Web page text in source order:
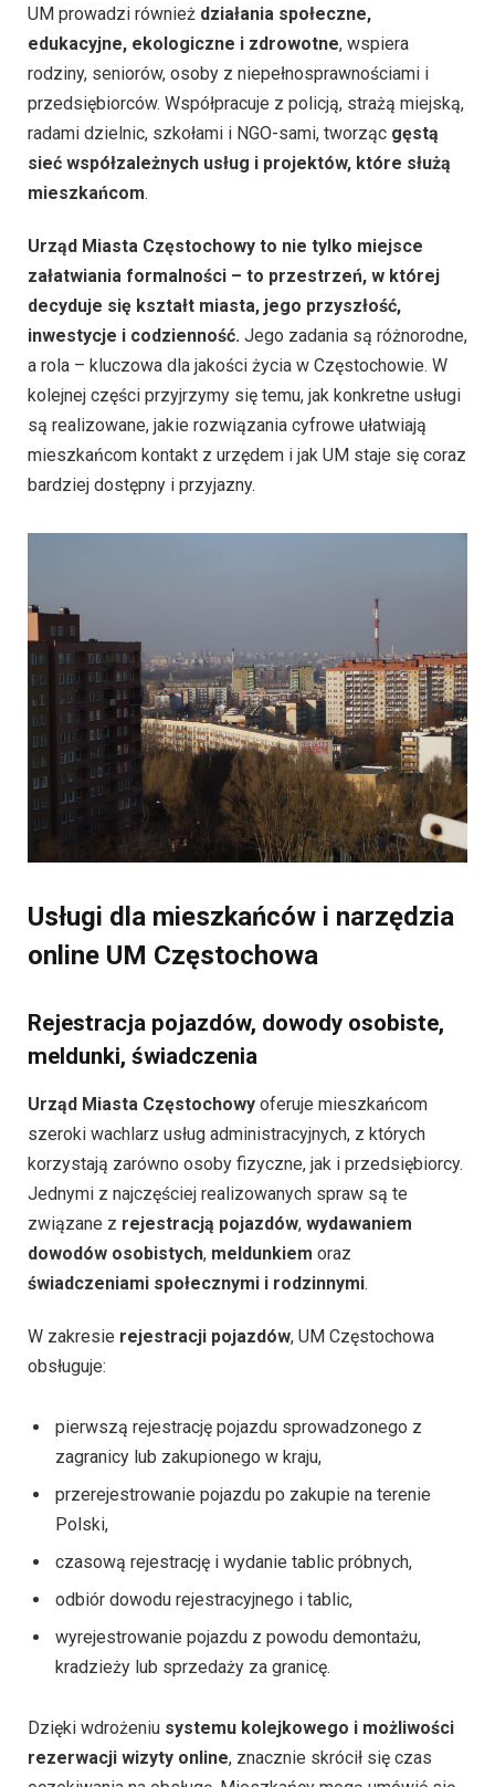
UM prowadzi również działania społeczne,
edukacyjne, ekologiczne i zdrowotne, wspiera
rodziny, seniorów, osoby z niepełnosprawnościami i
przedsiębiorców. Współpracuje z policją, strażą miejską,
radami dzielnic, szkołami i NGO-sami, tworząc gęstą
sieć współzależnych usług i projektów, które służą
mieszkańcom.
Urząd Miasta Częstochowy to nie tylko miejsce
załatwiania formalności – to przestrzeń, w której
decyduje się kształt miasta, jego przyszłość,
inwestycje i codzienność. Jego zadania są różnorodne,
a rola – kluczowa dla jakości życia w Częstochowie. W
kolejnej części przyjrzymy się temu, jak konkretne usługi
są realizowane, jakie rozwiązania cyfrowe ułatwiają
mieszkańcom kontakt z urzędem i jak UM staje się coraz
bardziej dostępny i przyjazny.
Usługi dla mieszkańców i narzędzia
online UM Częstochowa
Rejestracja pojazdów, dowody osobiste,
meldunki, świadczenia
Urząd Miasta Częstochowy oferuje mieszkańcom
szeroki wachlarz usług administracyjnych, z których
korzystają zarówno osoby fizyczne, jak i przedsiębiorcy.
Jednymi z najczęściej realizowanych spraw są te
związane z rejestracją pojazdów, wydawaniem
dowodów osobistych, meldunkiem oraz
świadczeniami społecznymi i rodzinnymi.
W zakresie rejestracji pojazdów, UM Częstochowa
obsługuje:
pierwszą rejestrację pojazdu sprowadzonego z
zagranicy lub zakupionego w kraju,
przerejestrowanie pojazdu po zakupie na terenie
Polski,
czasową rejestrację i wydanie tablic próbnych,
odbiór dowodu rejestracyjnego i tablic,
wyrejestrowanie pojazdu z powodu demontażu,
kradzieży lub sprzedaży za granicę.
Dzięki wdrożeniu systemu kolejkowego i możliwości
rezerwacji wizyty online, znacznie skrócił się czas